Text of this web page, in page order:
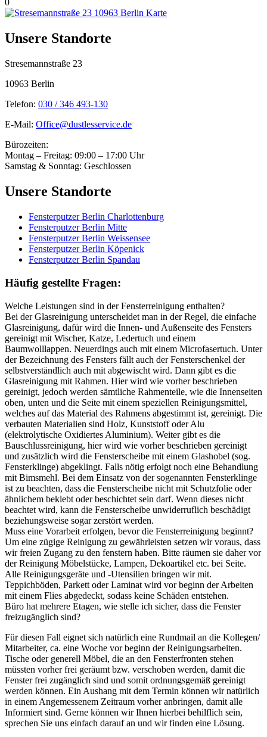
0
Unsere Standorte
Stresemannstraße 23
10963 Berlin
Telefon: 030 / 346 493-130
E-Mail: Office@dustlesservice.de
Bürozeiten:
Montag – Freitag: 09:00 – 17:00 Uhr
Samstag & Sonntag: Geschlossen
Unsere Standorte
Fensterputzer Berlin Charlottenburg
Fensterputzer Berlin Mitte
Fensterputzer Berlin Weissensee
Fensterputzer Berlin Köpenick
Fensterputzer Berlin Spandau
Häufig gestellte Fragen:
Welche Leistungen sind in der Fensterreinigung enthalten?
Bei der Glasreinigung unterscheidet man in der Regel, die einfache
Glasreinigung, dafür wird die Innen- und Außenseite des Fensters
gereinigt mit Wischer, Katze, Ledertuch und einem
Baumwolllappen. Neuerdings auch mit einem Microfasertuch. Unter
der Bezeichnung des Fensters fällt auch der Fensterschenkel der
selbstverständlich auch mit abgewischt wird. Dann gibt es die
Glasreinigung mit Rahmen. Hier wird wie vorher beschrieben
gereinigt, jedoch werden sämtliche Rahmenteile, wie die Innenseiten
oben, unten und die Seite mit einem speziellen Reinigungsmittel,
welches auf das Material des Rahmens abgestimmt ist, gereinigt. Die
verbauten Materialien sind Holz, Kunststoff oder Alu
(elektrolytische Oxidiertes Aluminium). Weiter gibt es die
Bauschlussreinigung, hier wird wie vorher beschrieben gereinigt
und zusätzlich wird die Fensterscheibe mit einem Glashobel (sog.
Fensterklinge) abgeklingt. Falls nötig erfolgt noch eine Behandlung
mit Bimsmehl. Bei dem Einsatz von der sogenannten Fensterklinge
ist zu beachten, dass die Fensterscheibe nicht mit Schutzfolie oder
ähnlichem beklebt oder beschichtet sein darf. Wenn dieses nicht
beachtet wird, kann die Fensterscheibe unwiderruflich beschädigt
beziehungsweise sogar zerstört werden.
Muss eine Vorarbeit erfolgen, bevor die Fensterreinigung beginnt?
Um eine zügige Reinigung zu gewährleisten setzen wir voraus, dass
wir freien Zugang zu den fenstern haben. Bitte räumen sie daher vor
der Reinigung Möbelstücke, Lampen, Dekoartikel etc. bei Seite.
Alle Reinigungsgeräte und -Utensilien bringen wir mit.
Teppichböden, Parkett oder Laminat wird vor beginn der Arbeiten
mit einem Flies abgedeckt, sodass keine Schäden entstehen.
Büro hat mehrere Etagen, wie stelle ich sicher, dass die Fenster
freizugänglich sind?
Für diesen Fall eignet sich natürlich eine Rundmail an die Kollegen/
Mitarbeiter, ca. eine Woche vor beginn der Reinigungsarbeiten.
Tische oder generell Möbel, die an den Fensterfronten stehen
müssten vorher frei geräumt bzw. verschoben werden, damit die
Fenster frei zugänglich sind und somit ordnungsgemäß gereinigt
werden können. Ein Aushang mit dem Termin können wir natürlich
in einem Angemessenem Zeitraum vorher anbringen, damit alle
Informiert sind. Gerne können wir Ihnen hierbei behilflich sein,
sprechen Sie uns einfach darauf an und wir finden eine Lösung.